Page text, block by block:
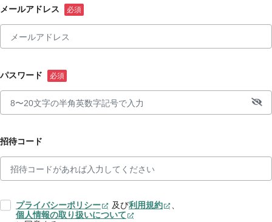
メールアドレス
パスワード
招待コード
プライバシーポリシー 及び利用規約
、
個人情報の取り扱いについて